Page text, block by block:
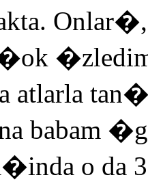
atlarla
babam
o da